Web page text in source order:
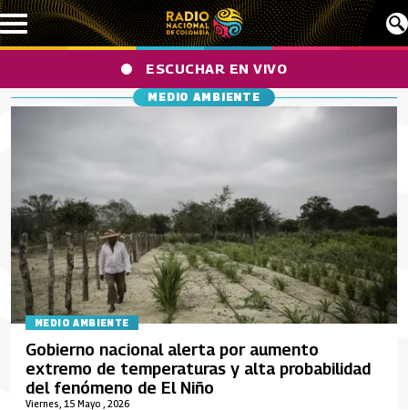
Pasar al contenido principal
ESCUCHAR EN VIVO
MEDIO AMBIENTE
MEDIO AMBIENTE
Viernes, 15 Mayo , 2026
Gobierno nacional alerta por aumento
extremo de temperaturas y alta probabilidad
del fenómeno de El Niño